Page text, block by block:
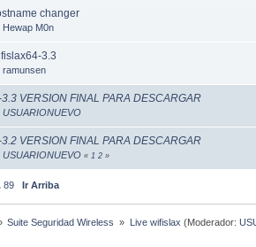
changer
Hewap M0n
3.3
ramunsen
VERSION FINAL PARA DESCARGAR
USUARIONUEVO
VERSION FINAL PARA DESCARGAR
USUARIONUEVO « 1 2»
89 Ir Arriba
Suite Seguridad Wireless » Live wifislax (Moderador: